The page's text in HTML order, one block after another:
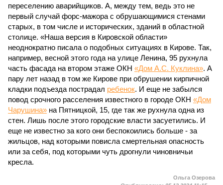
переселению аварийщиков. А, между тем, ведь это не
первый случай форс-мажора с обрушающимися стенами
старых, в том числе и исторических, зданий в областной
столице. «Наша версия в Кировской области»
неоднократно писала о подобных ситуациях в Кирове. Так,
например, весной этого года на улице Ленина, 95 рухнула
часть фасада на втором этаже ОКН «Дом А.С. Куклина». А
пару лет назад в том же Кирове при обрушении кирпичной
кладки подъезда пострадал ребенок. И еще не забылся
повод срочного расселения известного в городе ОКН «Дом
Чарушина» на Пятницкой, 15, где так же рухнула одна из
стен. Лишь после этого городские власти засуетились. И
еще не известно за кого они беспокоились больше - за
жильцов, над которыми повисла смертельная опасность
или за себя, под которыми чуть дрогнули чиновничьи
кресла.
Ольга Озерова